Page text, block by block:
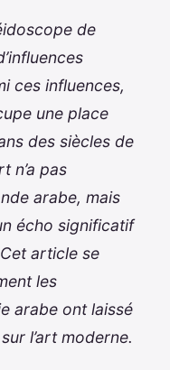
de
ces influences,
une place
des siècles de
n’a pas
arabe, mais
écho significatif
article se
les
arabe ont laissé
l’art moderne.